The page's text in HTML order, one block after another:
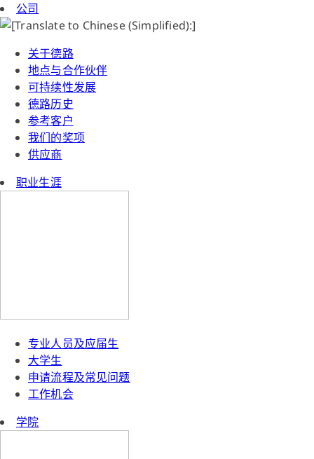
公司
关于德路
地点与合作伙伴
可持续性发展
德路历史
参考客户
我们的奖项
供应商
职业生涯
专业人员及应届生
大学生
申请流程及常见问题
工作机会
学院